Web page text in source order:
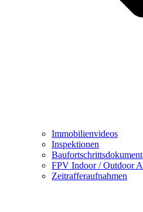
Immobilienvideos
Inspektionen
FPV Indoor / Outdoor
Zeitrafferaufnahmen